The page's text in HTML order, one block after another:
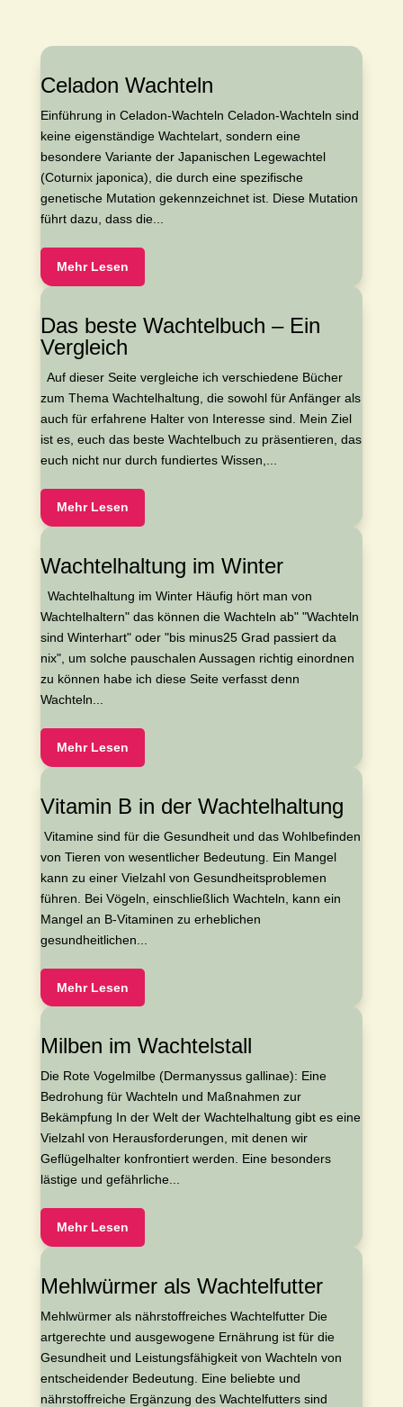
Celadon Wachteln
Einführung in Celadon-Wachteln Celadon-Wachteln sind
keine eigenständige Wachtelart, sondern eine
besondere Variante der Japanischen Legewachtel
(Coturnix japonica), die durch eine spezifische
genetische Mutation gekennzeichnet ist. Diese Mutation
führt dazu, dass die...
Mehr Lesen
Das beste Wachtelbuch – Ein
Vergleich
Auf dieser Seite vergleiche ich verschiedene Bücher
zum Thema Wachtelhaltung, die sowohl für Anfänger als
auch für erfahrene Halter von Interesse sind. Mein Ziel
ist es, euch das beste Wachtelbuch zu präsentieren, das
euch nicht nur durch fundiertes Wissen,...
Mehr Lesen
Wachtelhaltung im Winter
Wachtelhaltung im Winter Häufig hört man von
Wachtelhaltern" das können die Wachteln ab" "Wachteln
sind Winterhart" oder "bis minus25 Grad passiert da
nix", um solche pauschalen Aussagen richtig einordnen
zu können habe ich diese Seite verfasst denn
Wachteln...
Mehr Lesen
Vitamin B in der Wachtelhaltung
​ Vitamine sind für die Gesundheit und das Wohlbefinden
von Tieren von wesentlicher Bedeutung. Ein Mangel
kann zu einer Vielzahl von Gesundheitsproblemen
führen. Bei Vögeln, einschließlich Wachteln, kann ein
Mangel an B-Vitaminen zu erheblichen
gesundheitlichen...
Mehr Lesen
Milben im Wachtelstall
Die Rote Vogelmilbe (Dermanyssus gallinae): Eine
Bedrohung für Wachteln und Maßnahmen zur
Bekämpfung In der Welt der Wachtelhaltung gibt es eine
Vielzahl von Herausforderungen, mit denen wir
Geflügelhalter konfrontiert werden. Eine besonders
lästige und gefährliche...
Mehr Lesen
Mehlwürmer als Wachtelfutter
Mehlwürmer als nährstoffreiches Wachtelfutter Die
artgerechte und ausgewogene Ernährung ist für die
Gesundheit und Leistungsfähigkeit von Wachteln von
entscheidender Bedeutung. Eine beliebte und
nährstoffreiche Ergänzung des Wachtelfutters sind